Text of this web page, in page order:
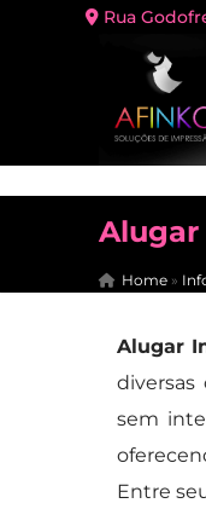
Rua
Alugar
Home »
Alugar
sem
Entre